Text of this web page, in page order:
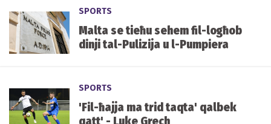
SPORTS
Malta se tieħu sehem fil-logħob
dinji tal-Pulizija u l-Pumpiera
SPORTS
'Fil-ħajja ma trid taqta' qalbek